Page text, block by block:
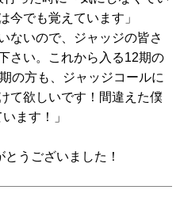
今でも覚えています」
ないので、ジャッジの皆さ
さい。これから入る12期の
の方も、ジャッジコールに
て欲しいです！間違えた僕
ます！」
うございました！